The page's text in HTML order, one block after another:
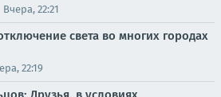
Вчера, 22:21
света во многих городах
22:19